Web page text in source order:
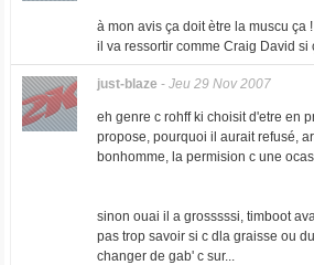
à mon avis ça doit ètre la muscu ça !
il va ressortir comme Craig David si
just-blaze - Jeu 29 Nov 2007
eh genre c rohff ki choisit d'etre en
propose, pourquoi il aurait refusé,
bonhomme, la permision c une
sinon ouai il a grosssssi, timboot
pas trop savoir si c dla graisse ou
changer de gab' c sur...